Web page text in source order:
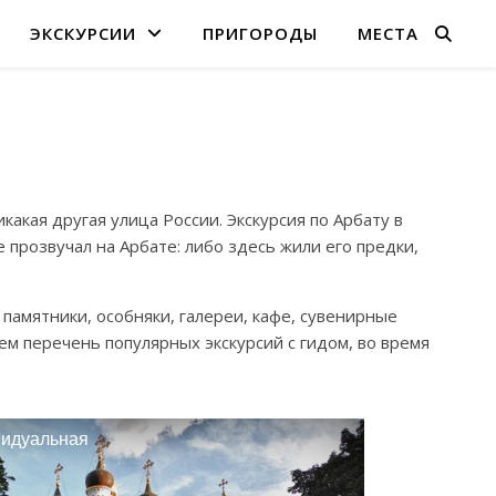
ЭКСКУРСИИ ПРИГОРОДЫ МЕСТА
другая улица России. Экскурсия по Арбату в
на Арбате: либо здесь жили его предки,
особняки, галереи, кафе, сувенирные
перечень популярных экскурсий с гидом, во время